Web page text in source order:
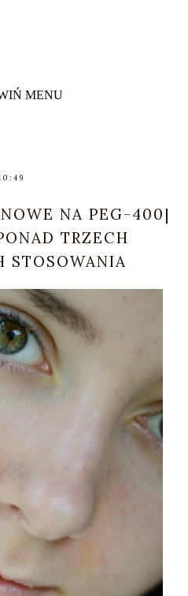
MENU
NA PEG-400|
TRZECH
STOSOWANIA